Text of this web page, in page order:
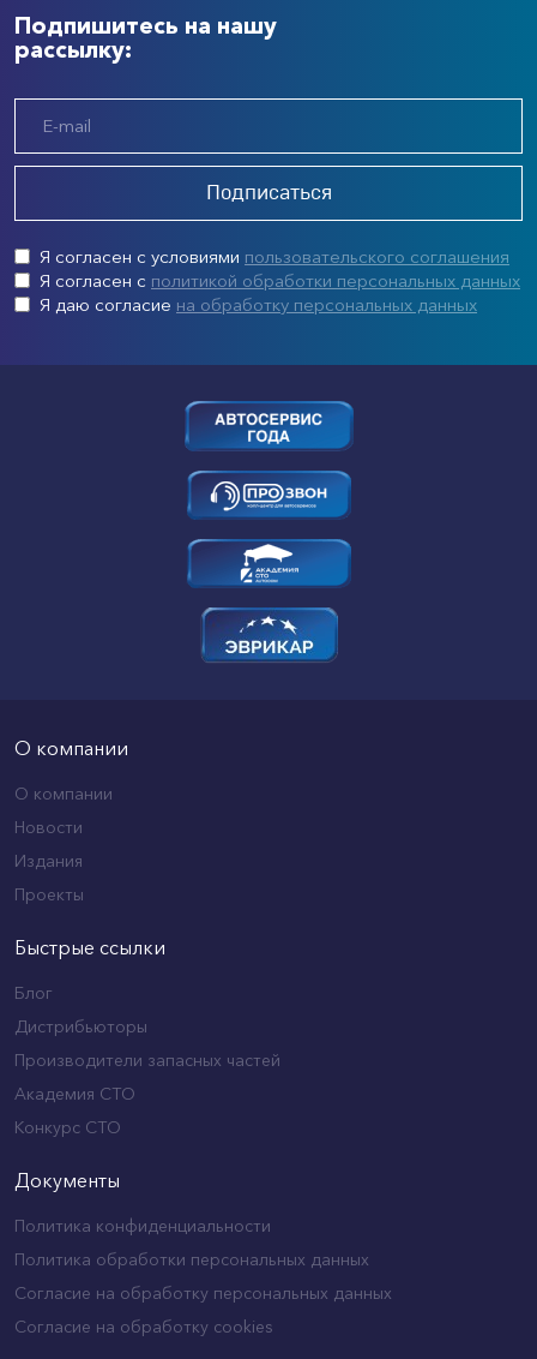
Подпишитесь на нашу
рассылку:
Подписаться
Я согласен с условиями пользовательского соглашения
Я согласен с политикой обработки персональных данных
Я даю согласие на обработку персональных данных
О компании
О компании
Новости
Издания
Проекты
Быстрые ссылки
Блог
Дистрибьюторы
Производители запасных частей
Академия СТО
Конкурс СТО
Документы
Политика конфиденциальности
Политика обработки персональных данных
Согласие на обработку персональных данных
Согласие на обработку cookies